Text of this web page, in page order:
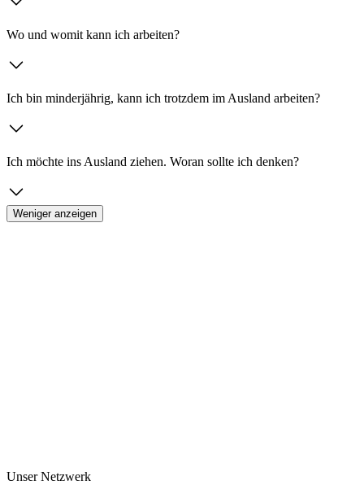
Wo und womit kann ich arbeiten?
Ich bin minderjährig, kann ich trotzdem im Ausland arbeiten?
Ich möchte ins Ausland ziehen. Woran sollte ich denken?
Weniger anzeigen
Unser Netzwerk